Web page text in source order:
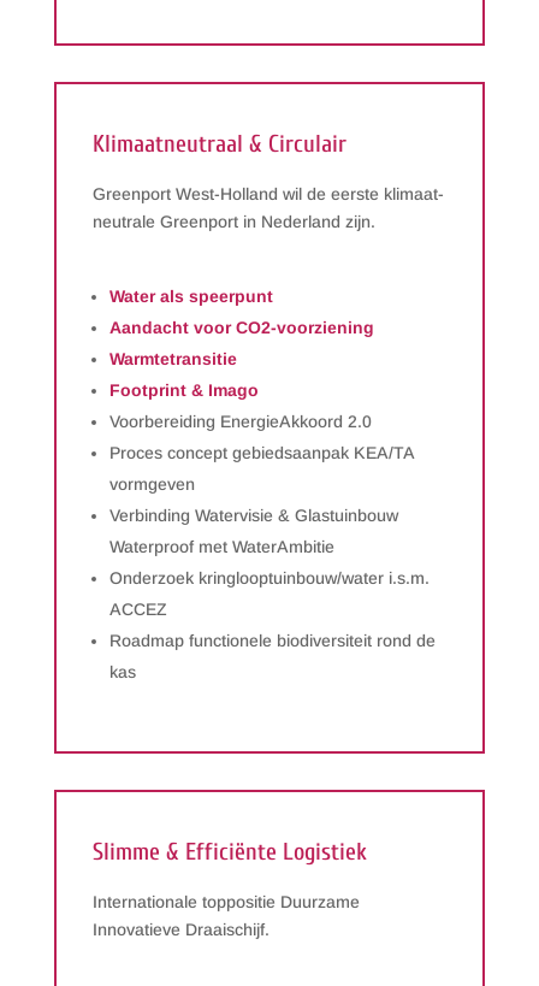
Klimaatneutraal & Circulair
Greenport West-Holland wil de eerste klimaat-
neutrale Greenport in Nederland zijn.
Water als speerpunt
Aandacht voor CO2-voorziening
Warmtetransitie
Footprint & Imago
Voorbereiding EnergieAkkoord 2.0
Proces concept gebiedsaanpak KEA/TA
vormgeven
Verbinding Watervisie & Glastuinbouw
Waterproof met WaterAmbitie
Onderzoek kringlooptuinbouw/water i.s.m.
ACCEZ
Roadmap functionele biodiversiteit rond de
kas
Slimme & Efficiënte Logistiek
Internationale toppositie Duurzame
Innovatieve Draaischijf.